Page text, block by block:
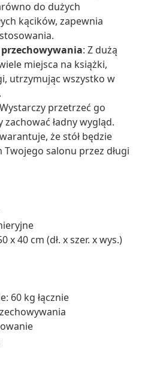
do dużych
kącików, zapewnia
: Z dużą
miejsca na książki,
utrzymując wszystko w
przetrzeć go
ładny wygląd.
że stół będzie
salonu przez długi
x 40 cm (dł. x szer. x wys.)
60 kg łącznie